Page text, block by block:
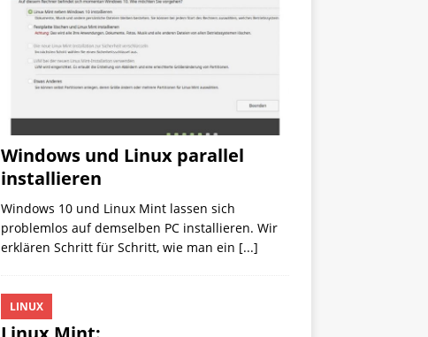
Windows und Linux parallel
installieren
Windows 10 und Linux Mint lassen sich
problemlos auf demselben PC installieren. Wir
erklären Schritt für Schritt, wie man ein [...]
LINUX